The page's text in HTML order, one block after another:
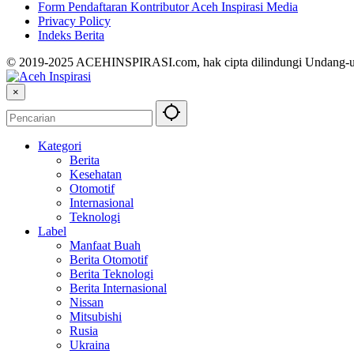
Form Pendaftaran Kontributor Aceh Inspirasi Media
Privacy Policy
Indeks Berita
© 2019-2025 ACEHINSPIRASI.com, hak cipta dilindungi Undang-
×
Kategori
Berita
Kesehatan
Otomotif
Internasional
Teknologi
Label
Manfaat Buah
Berita Otomotif
Berita Teknologi
Berita Internasional
Nissan
Mitsubishi
Rusia
Ukraina